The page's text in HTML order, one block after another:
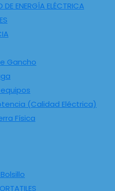
DE ENERGÍA ELÉCTRICA
Gancho
(Calidad Eléctrica)
Física